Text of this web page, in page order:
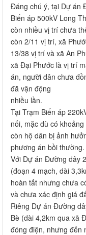
Đáng chú ý, tại Dự án
Biến áp 500kV Long
còn nhiều vị trí chưa
còn 2/11 vị trí, xã
13/38 vị trí và xã An
xã Đại Phước là vị trí
án, người dân chưa
đã vận động
nhiều lần.
Tại Trạm Biến áp
nối, mặc dù có
còn hộ dân bị ảnh
phương án bồi thường.
Với Dự án Đường dây
(đoạn 4 mạch, dài
hoàn tất nhưng chưa
và chưa xác định giá
Riêng Dự án Đường
Bè (dài 4,2km qua xã
đóng điện, nhưng đến